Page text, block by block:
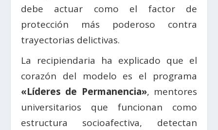
debe actuar como el factor de
protección más poderoso contra
trayectorias delictivas.
La recipiendaria ha explicado que el
corazón del modelo es el programa
«Líderes de Permanencia», mentores
universitarios que funcionan como
estructura socioafectiva, detectan